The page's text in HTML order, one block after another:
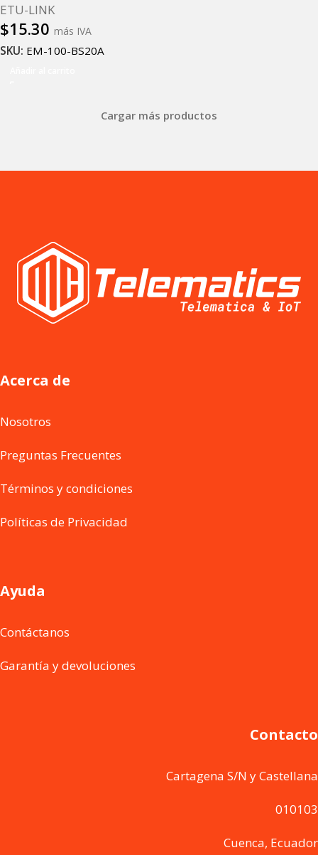
ETU-LINK
$15.30 más IVA
SKU: EM-100-BS20A
Cargar más productos
Acerca de
Nosotros
Preguntas Frecuentes
Términos y condiciones
Políticas de Privacidad
Ayuda
Contáctanos
Garantía y devoluciones
Contacto
Cartagena S/N y Castellana
010103
Cuenca, Ecuador